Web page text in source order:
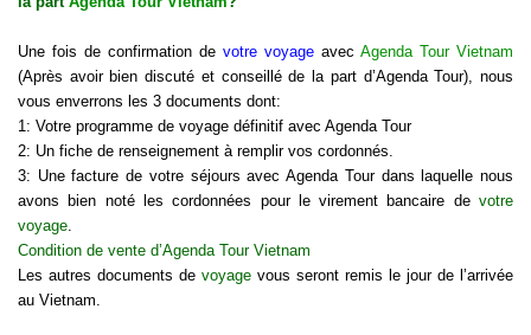
Une fois de confirmation de votre voyage avec Agenda Tour Vietnam
(Après avoir bien discuté et conseillé de la part d’Agenda Tour), nous
vous enverrons les 3 documents dont:
1: Votre programme de voyage définitif avec Agenda Tour
2: Un fiche de renseignement à remplir vos cordonnés.
3: Une facture de votre séjours avec Agenda Tour dans laquelle nous
avons bien noté les cordonnées pour le virement bancaire de votre
voyage.
Condition de vente d’Agenda Tour Vietnam
Les autres documents de voyage vous seront remis le jour de l’arrivée
au Vietnam.